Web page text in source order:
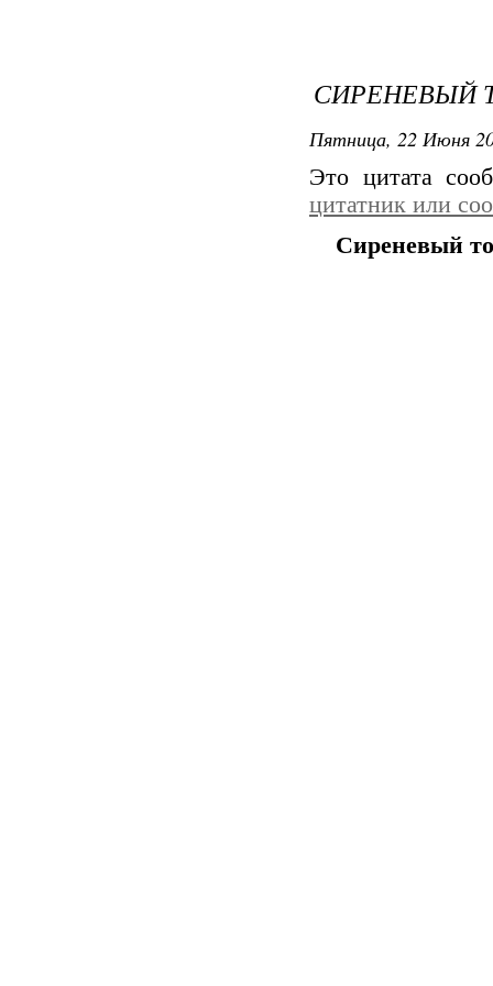
СИРЕНЕВЫЙ
Пятница, 22 Июня
Это цитата
цитатник или
Сиреневый